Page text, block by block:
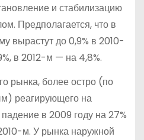
и стабилизацию
Предполагается, что в
вырастут до 0,9% в 2010-
в 2012-м — на 4,8%.
рынка, более остро (по
реагирующего на
в 2009 году на 27%
м. У рынка наружной